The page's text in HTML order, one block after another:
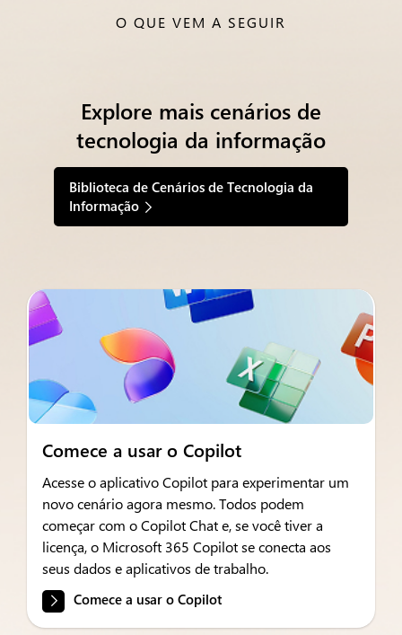
O QUE VEM A SEGUIR
Explore mais cenários de
tecnologia da informação
Biblioteca de Cenários de Tecnologia da
Informação
Comece a usar o Copilot
Acesse o aplicativo Copilot para experimentar um
novo cenário agora mesmo. Todos podem
começar com o Copilot Chat e, se você tiver a
licença, o Microsoft 365 Copilot se conecta aos
seus dados e aplicativos de trabalho.
Comece a usar o Copilot